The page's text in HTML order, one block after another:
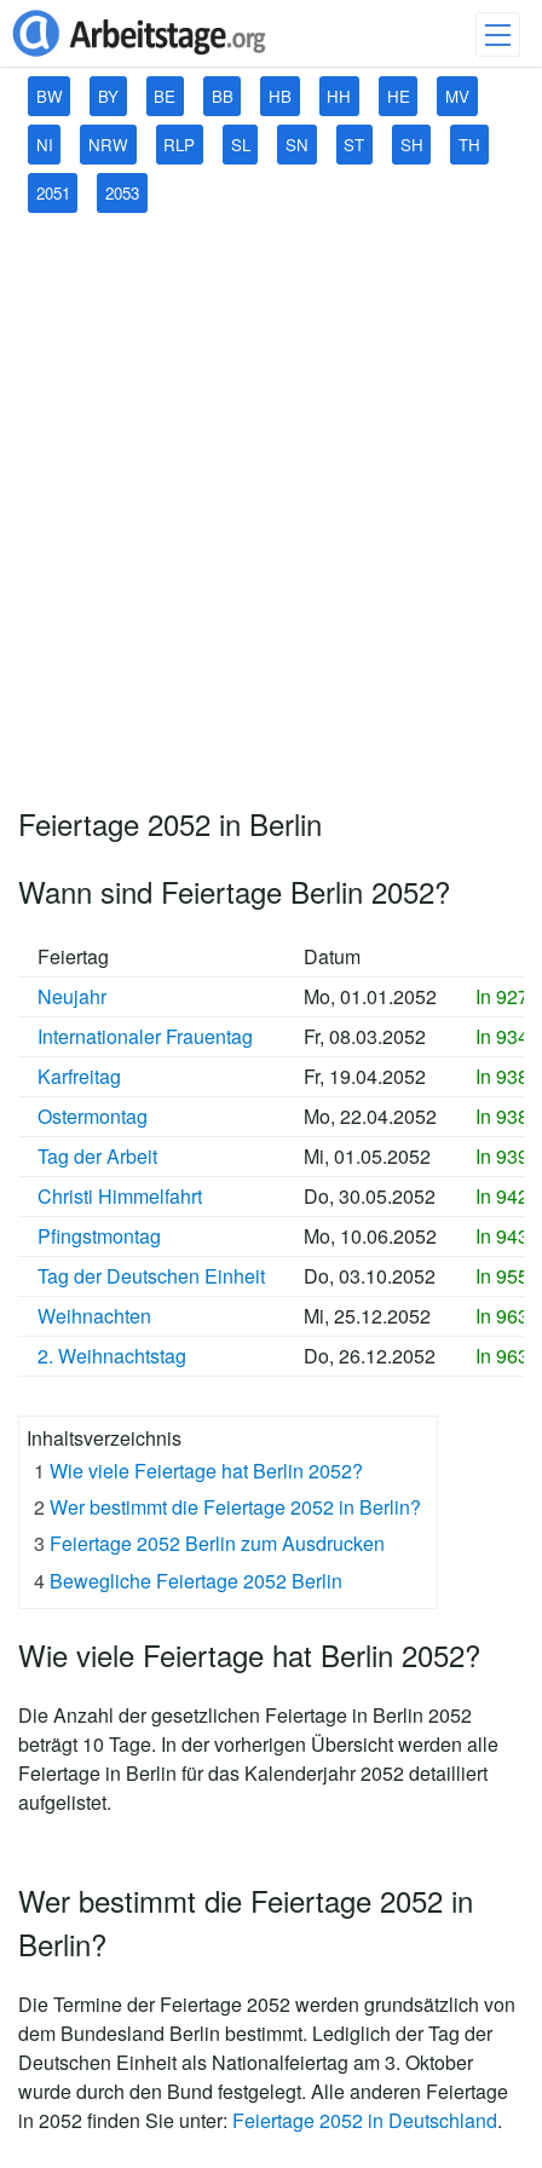
BW BY BE BB HB HH HE MV
NI NRW RLP SL SN ST SH TH
2051 2053
Feiertage 2052 in Berlin
Wann sind Feiertage Berlin 2052?
Feiertag
Datum
Neujahr
Mo, 01.01.2052
In
Internationaler Frauentag
Fr, 08.03.2052
In
Karfreitag
Fr, 19.04.2052
In
Ostermontag
Mo, 22.04.2052
In
Tag der Arbeit
Mi, 01.05.2052
In
Christi Himmelfahrt
Do, 30.05.2052
In
Pfingstmontag
Mo, 10.06.2052
In
Tag der Deutschen Einheit
Do, 03.10.2052
In
Weihnachten
Mi, 25.12.2052
In
2. Weihnachtstag
Do, 26.12.2052 In
Inhaltsverzeichnis
1 Wie viele Feiertage hat Berlin 2052?
2 Wer bestimmt die Feiertage 2052 in Berlin?
3 Feiertage 2052 Berlin zum Ausdrucken
4 Bewegliche Feiertage 2052 Berlin
Wie viele Feiertage hat Berlin 2052?
Die Anzahl der gesetzlichen Feiertage in Berlin 2052
beträgt 10 Tage. In der vorherigen Übersicht werden alle
Feiertage in Berlin für das Kalenderjahr 2052 detailliert
aufgelistet.
Wer bestimmt die Feiertage 2052 in
Berlin?
Die Termine der Feiertage 2052 werden grundsätzlich von
dem Bundesland Berlin bestimmt. Lediglich der Tag der
Deutschen Einheit als Nationalfeiertag am 3. Oktober
wurde durch den Bund festgelegt. Alle anderen Feiertage
in 2052 finden Sie unter: Feiertage 2052 in Deutschland.